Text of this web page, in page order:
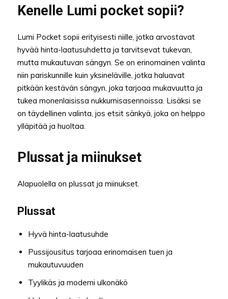
Kenelle Lumi pocket sopii?
Lumi Pocket sopii erityisesti niille, jotka arvostavat
hyvää hinta-laatusuhdetta ja tarvitsevat tukevan,
mutta mukautuvan sängyn. Se on erinomainen valinta
niin pariskunnille kuin yksineläville, jotka haluavat
pitkään kestävän sängyn, joka tarjoaa mukavuutta ja
tukea monenlaisissa nukkumisasennoissa. Lisäksi se
on täydellinen valinta, jos etsit sänkyä, joka on helppo
ylläpitää ja huoltaa.
Plussat ja miinukset
Alapuolella on plussat ja miinukset.
Plussat
Hyvä hinta-laatusuhde
Pussijousitus tarjoaa erinomaisen tuen ja
mukautuvuuden
Tyylikäs ja moderni ulkonäkö